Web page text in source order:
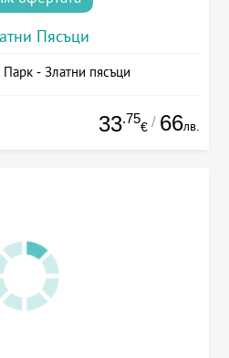
Пясъци
- Златни пясъци
33.75
€ / 66лв.